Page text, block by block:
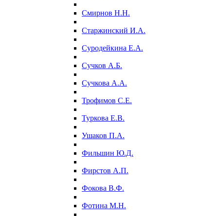
Смирнов Н.Н.
Старжинский И.А.
Суродейкина Е.А.
Сучков А.Б.
Сучкова А.А.
Трофимов С.Е.
Туркова Е.В.
Ушаков П.А.
Фильшин Ю.Д.
Фирстов А.П.
Фокова В.Ф.
Фотина М.Н.